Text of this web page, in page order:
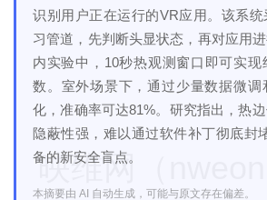
识别用户正在运行的VR应用。该系
习管道，先判断头显状态，再对应用
内实验中，10秒热观测窗口即可实现
数。室外场景下，通过少量数据微调
化，准确率可达81%。研究指出，热边
隐蔽性强，难以通过软件补丁彻底封
备的新安全盲点。
本摘要由 AI 自动生成，可能与原文存在偏差。
映维网（